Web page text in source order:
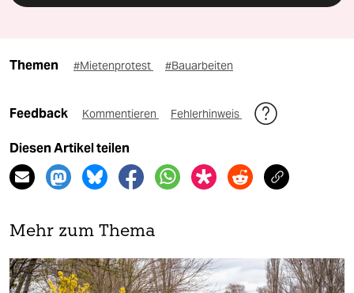
Themen #Mietenprotest #Bauarbeiten
Feedback Kommentieren Fehlerhinweis
Diesen Artikel teilen
Mehr zum Thema